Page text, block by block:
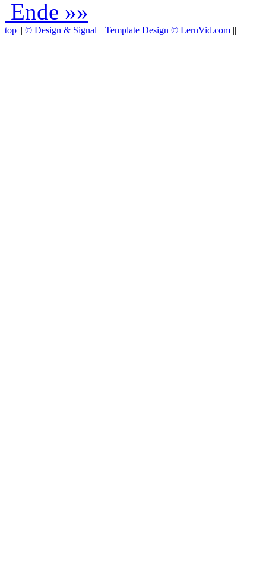
Ende »»
top || © Design & Signal || Template Design © LernVid.com ||